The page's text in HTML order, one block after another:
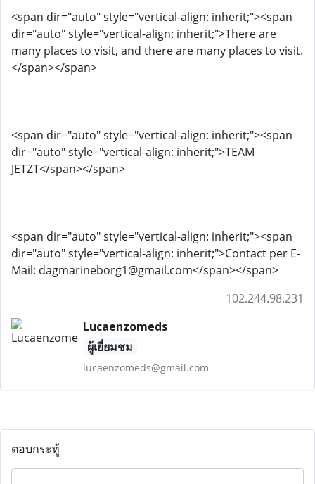
<span dir="auto" style="vertical-align: inherit;"><span
dir="auto" style="vertical-align: inherit;">There are
many places to visit, and there are many places to visit.
</span></span>
<span dir="auto" style="vertical-align: inherit;"><span
dir="auto" style="vertical-align: inherit;">TEAM
JETZT</span></span>
<span dir="auto" style="vertical-align: inherit;"><span
dir="auto" style="vertical-align: inherit;">Contact per E-
Mail: dagmarineborg1@gmail.com</span></span>
102.244.98.231
Lucaenzomeds
ผู้เยี่ยมชม
lucaenzomeds@gmail.com
ตอบกระทู้